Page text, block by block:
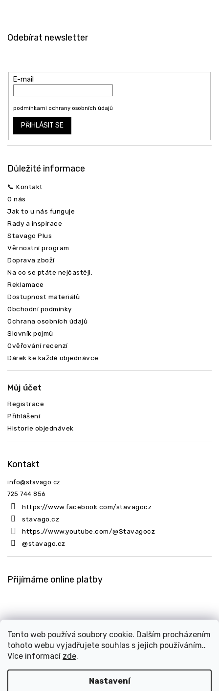
Tento web používá soubory cookie. Dalším procházením
tohoto webu vyjadřujete souhlas s jejich používáním..
Více informací zde.
Nastavení
Odebírat newsletter
E-mail
podmínkami ochrany osobních údajů
PŘIHLÁSIT SE
Důležité informace
📞 Kontakt
O nás
Jak to u nás funguje
Rady a inspirace
Stavago Plus
Věrnostní program
Doprava zboží
Na co se ptáte nejčastěji.
Reklamace
Dostupnost materiálů
Obchodní podmínky
Ochrana osobních údajů
Slovník pojmů
Ověřování recenzí
Dárek ke každé objednávce
Můj účet
Registrace
Přihlášení
Historie objednávek
Kontakt
info@stavago.cz
725 744 856
https://www.facebook.com/stavagocz
stavago.cz
https://www.youtube.com/@Stavagocz
@stavago.cz
Přijímáme online platby
Copyright 2026
| Platforma